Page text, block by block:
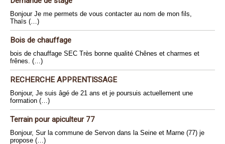
Bonjour Je me permets de vous contacter au nom de mon fils,
Thaïs (…)
Bois de chauffage
bois de chauffage SEC Très bonne qualité Chênes et charmes et
frênes. (…)
RECHERCHE APPRENTISSAGE
Bonjour, Je suis âgé de 21 ans et je poursuis actuellement une
formation (…)
Terrain pour apiculteur 77
Bonjour, Sur la commune de Servon dans la Seine et Marne (77) je
propose (…)